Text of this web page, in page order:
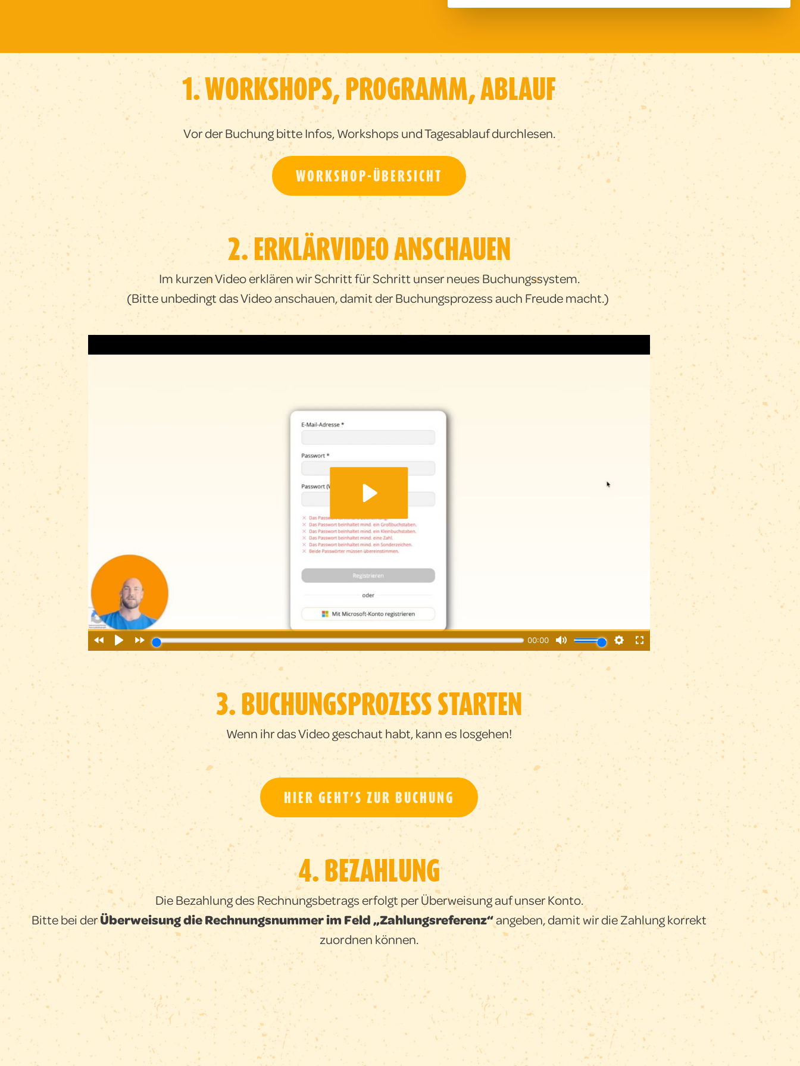
1. WORKSHOPS, PROGRAMM, ABLAUF
Vor der Buchung bitte Infos, Workshops und Tagesablauf durchlesen.
WORKSHOP-ÜBERSICHT
2. ERKLÄRVIDEO ANSCHAUEN
Im kurzen Video erklären wir Schritt für Schritt unser neues Buchungssystem.
(Bitte unbedingt das Video anschauen, damit der Buchungsprozess auch Freude macht.)
3. BUCHUNGSPROZESS STARTEN
Wenn ihr das Video geschaut habt, kann es losgehen!
HIER GEHT’S ZUR BUCHUNG
4.⁠ ⁠BEZAHLUNG
Die Bezahlung des Rechnungsbetrags erfolgt per Überweisung auf unser Konto.
Bitte bei derÜberweisung die Rechnungsnummer im Feld „Zahlungsreferenz“angeben, damit wir die Zahlung korrekt
zuordnen können.